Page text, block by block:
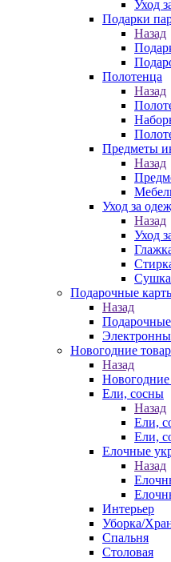
Уход
Подарки
Назад
Полотенца
Назад
Предметы
Назад
Уход за
Назад
Уход
Сушка
Подарочные
Назад
Новогодние
Назад
Ели, сосны
Назад
Ели,
Ели,
Елочные
Назад
Интерьер
Уборка/
Спальня
Столовая